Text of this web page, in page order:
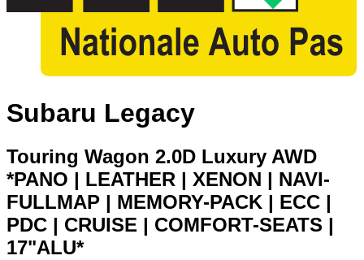
Subaru Legacy
Touring Wagon 2.0D Luxury AWD
*PANO | LEATHER | XENON | NAVI-
FULLMAP | MEMORY-PACK | ECC |
PDC | CRUISE | COMFORT-SEATS |
17"ALU*